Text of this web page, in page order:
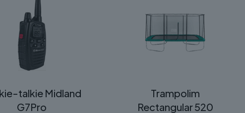
talkie Midland
G7Pro
Trampolim
Rectangular 520